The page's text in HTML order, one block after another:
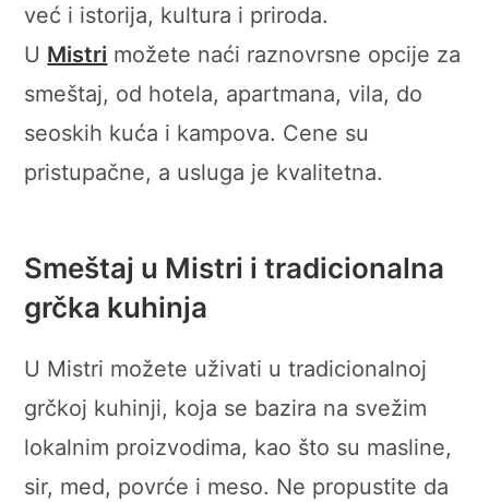
već i istorija, kultura i priroda.
U Mistri možete naći raznovrsne opcije za
smeštaj, od hotela, apartmana, vila, do
seoskih kuća i kampova. Cene su
pristupačne, a usluga je kvalitetna.
Smeštaj u Mistri i tradicionalna
grčka kuhinja
U Mistri možete uživati u tradicionalnoj
grčkoj kuhinji, koja se bazira na svežim
lokalnim proizvodima, kao što su masline,
sir, med, povrće i meso. Ne propustite da